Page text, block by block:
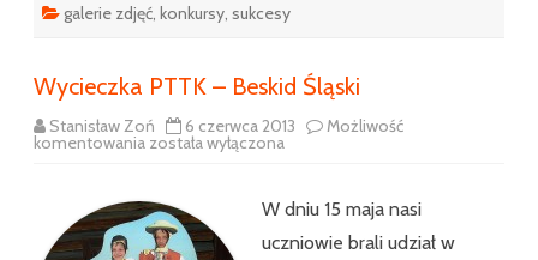
galerie zdjęć konkursy sukcesy
Wycieczka PTTK – Beskid Śląski
Stanisław Zoń 6 czerwca 2013 Możliwość
komentowania Wycieczka
Śląski
została wyłączona
W dniu 15 maja nasi
uczniowie brali udział w